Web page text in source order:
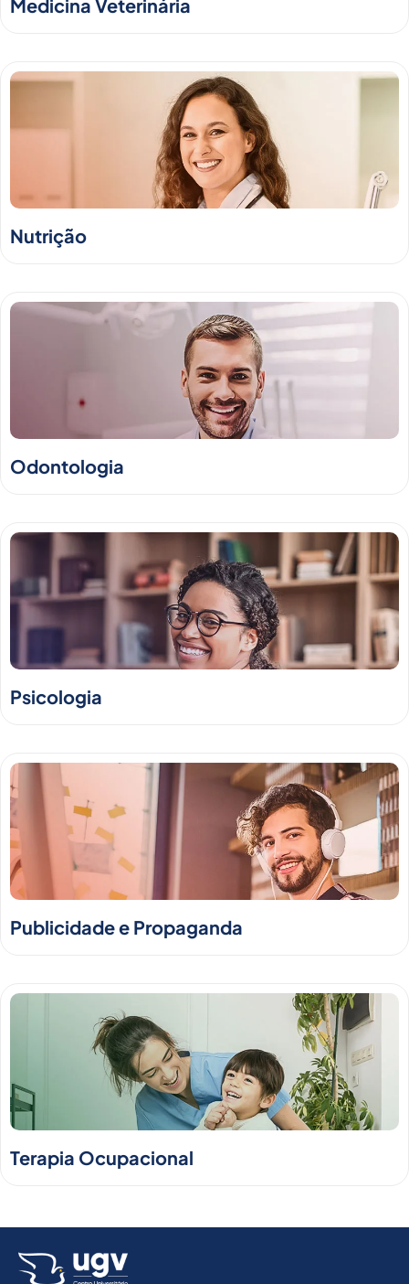
Medicina Veterinária
Nutrição
Odontologia
Psicologia
Publicidade e Propaganda
Terapia Ocupacional